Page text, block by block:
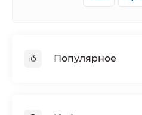
Популярное